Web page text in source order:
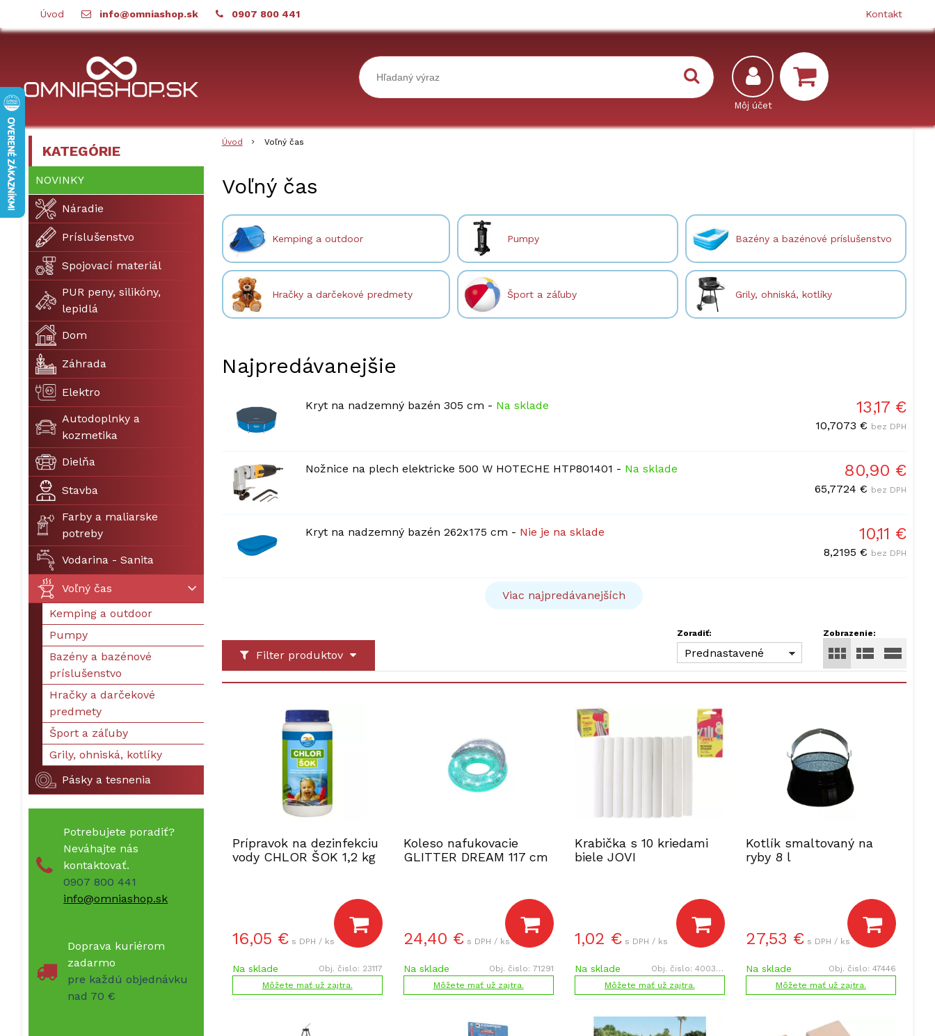
Úvod info@omniashop.sk 0907 800 441 Kontakt
Úvod Voľný čas
Voľný čas
Kemping a outdoor Pumpy Bazény a bazénové príslušenstvo
Hračky a darčekové predmety Šport a záľuby Grily, ohniská, kotlíky
Najpredávanejšie
Kryt na nadzemný bazén 305 cm - Na sklade 13,17 €
10,7073 € bez DPH
Nožnice na plech elektricke 500 W HOTECHE HTP801401 - Na sklade 80,90 €
65,7724 € bez DPH
Kryt na nadzemný bazén 262x175 cm - Nie je na sklade 10,11 €
8,2195 € bez DPH
Viac najpredávanejších
Filter produktov
Zobrazenie:
Zoradiť:
Prednastavené
Prípravok na dezinfekciu
vody CHLOR ŠOK 1,2 kg
16,05 € s DPH / ks
Na sklade Obj. čislo: 23117
Môžete mať už zajtra.
Koleso nafukovacie
GLITTER DREAM 117 cm
24,40 € s DPH / ks
Na sklade Obj. čislo: 71291
Môžete mať už zajtra.
Krabička s 10 kriedami
biele JOVI
1,02 € s DPH / ks
Na sklade Obj. čislo: 400354
Môžete mať už zajtra.
Kotlík smaltovaný na
ryby 8 l
27,53 € s DPH / ks
Na sklade Obj. čislo: 47446
Môžete mať už zajtra.
KATEGÓRIE
NOVINKY
Náradie
Príslušenstvo
Spojovací materiál
PUR peny, silikóny,
lepidlá
Dom
Záhrada
Elektro
Autodoplnky a
kozmetika
Dielňa
Stavba
Farby a maliarske
potreby
Vodarina - Sanita
Voľný čas
Kemping a outdoor
Pumpy
Bazény a bazénové
príslušenstvo
Hračky a darčekové
predmety
Šport a záľuby
Grily, ohniská, kotlíky
Pásky a tesnenia
Potrebujete poradiť?
Neváhajte nás
kontaktovať.
0907 800 441
info@omniashop.sk
Doprava kuriérom
zadarmo
pre každú objednávku
nad 70 €